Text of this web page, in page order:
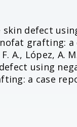
skin defect
grafting: a
López, A.
using
a case